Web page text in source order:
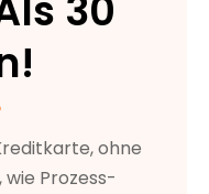
30
ohne
wie Prozess-